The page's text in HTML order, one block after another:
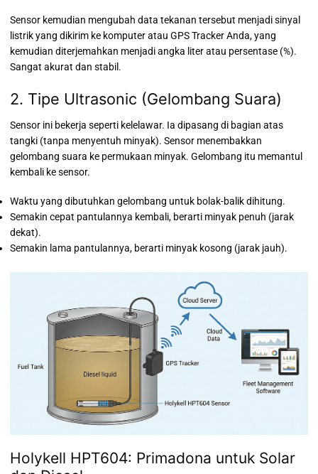
Sensor kemudian mengubah data tekanan tersebut menjadi sinyal
listrik yang dikirim ke komputer atau GPS Tracker Anda, yang
kemudian diterjemahkan menjadi angka liter atau persentase (%).
Sangat akurat dan stabil.
2. Tipe Ultrasonic (Gelombang Suara)
Sensor ini bekerja seperti kelelawar. Ia dipasang di bagian atas
tangki (tanpa menyentuh minyak). Sensor menembakkan
gelombang suara ke permukaan minyak. Gelombang itu memantul
kembali ke sensor.
Waktu yang dibutuhkan gelombang untuk bolak-balik dihitung.
Semakin cepat pantulannya kembali, berarti minyak penuh (jarak
dekat).
Semakin lama pantulannya, berarti minyak kosong (jarak jauh).
Holykell HPT604: Primadona untuk Solar